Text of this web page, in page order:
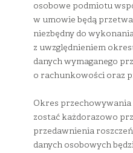
osobowe podmiotu
w umowie będą
niezbędny do
z uwzględnieniem
danych wymaganego
o rachunkowości oraz
Okres przechowywania
zostać każdorazowo
przedawnienia
danych osobowych